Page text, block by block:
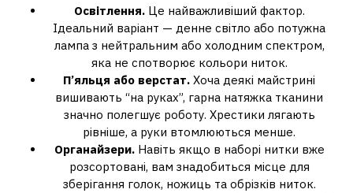
Освітлення.Це найважливіший фактор.
Ідеальний варіант — денне світло або потужна
лампа з нейтральним або холодним спектром,
яка не спотворює кольори ниток.
П’яльця або верстат. Хоча деякі майстрині
вишивають “на руках”, гарна натяжка тканини
значно полегшує роботу. Хрестики лягають
рівніше, а руки втомлюються менше.
Органайзери.Навіть якщо в наборі нитки вже
розсортовані, вам знадобиться місце для
зберігання голок, ножиць та обрізків ниток.